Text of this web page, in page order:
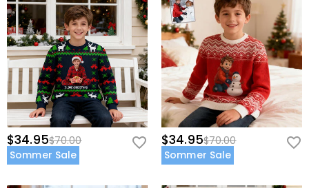
$34.95$70.00
Sommer Sale
$34.95$70.00
Sommer Sale